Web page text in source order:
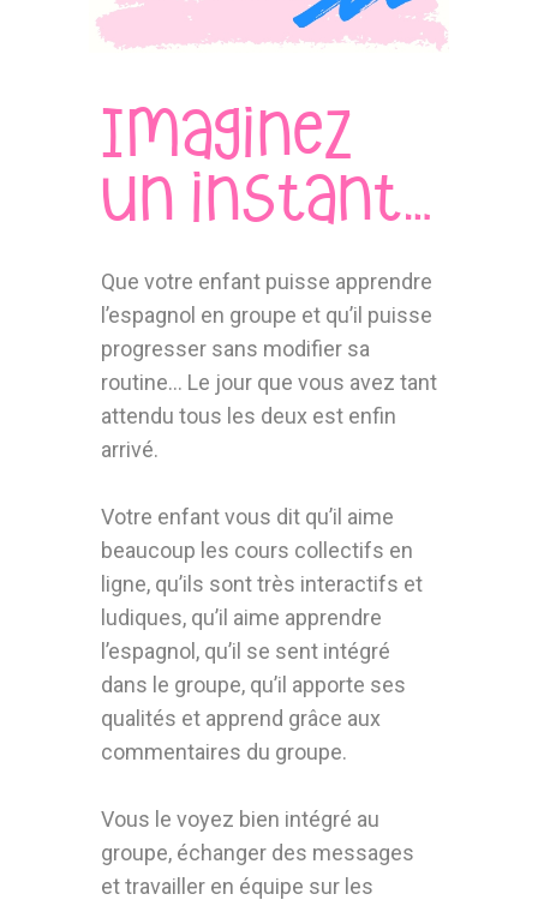
Imaginez
un instant…
Que votre enfant puisse apprendre
l’espagnol en groupe et qu’il puisse
progresser sans modifier sa
routine… Le jour que vous avez tant
attendu tous les deux est enfin
arrivé.
Votre enfant vous dit qu’il aime
beaucoup les cours collectifs en
ligne, qu’ils sont très interactifs et
ludiques, qu’il aime apprendre
l’espagnol, qu’il se sent intégré
dans le groupe, qu’il apporte ses
qualités et apprend grâce aux
commentaires du groupe.
Vous le voyez bien intégré au
groupe, échanger des messages
et travailler en équipe sur les